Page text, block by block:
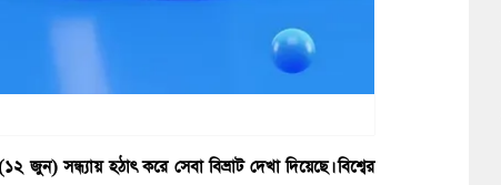
সন্ধ্যায় হঠাৎ করে সেবা বিভ্রাট দেখা দিয়েছে। বিশ্বের